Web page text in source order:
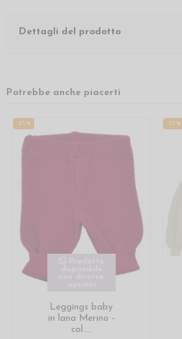
Dettagli del prodotto
Potrebbe anche piacerti
-25%
Leggings baby
in lana Merino -
col....
-25%